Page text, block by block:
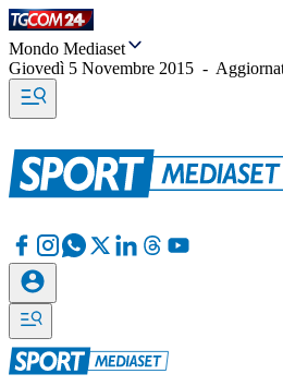
Mondo Mediaset
Giovedì 5 Novembre 2015 -